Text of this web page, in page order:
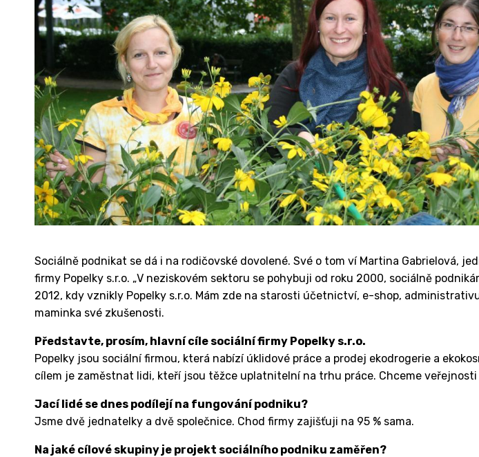
Sociálně podnikat se dá i na rodičovské dovolené. Své o tom ví Martina Gabrielová,
firmy Popelky s.r.o. „V neziskovém sektoru se pohybuji od roku 2000, sociálně
2012, kdy vznikly Popelky s.r.o. Mám zde na starosti účetnictví, e-shop,
maminka své zkušenosti.
Představte, prosím, hlavní cíle sociální firmy Popelky s.r.o.
Popelky jsou sociální firmou, která nabízí úklidové práce a prodej ekodrogerie a
cílem je zaměstnat lidi, kteří jsou těžce uplatnitelní na trhu práce. Chceme
Jací lidé se dnes podílejí na fungování podniku?
Jsme dvě jednatelky a dvě společnice. Chod firmy zajišťuji na 95 % sama.
Na jaké cílové skupiny je projekt sociálního podniku zaměřen?